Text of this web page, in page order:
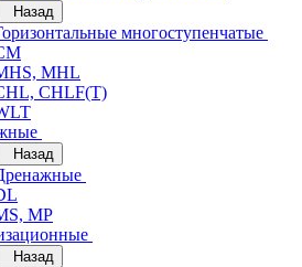
Назад
многоступенчатые
MHL
CHLF(T)
Назад
MP
Назад